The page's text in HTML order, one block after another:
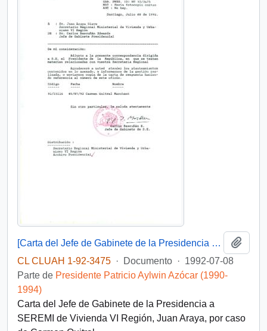
[Carta del Jefe de Gabinete de la Presidencia a SEREMI de Vivienda VI Región]
CL CLUAH 1-92-3475 · Documento · 1992-07-08
Parte de Presidente Patricio Aylwin Azócar (1990-
1994)
Carta del Jefe de Gabinete de la Presidencia a
SEREMI de Vivienda VI Región, Juan Araya, por caso